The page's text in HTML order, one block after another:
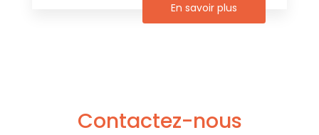
En savoir plus
Contactez-nous